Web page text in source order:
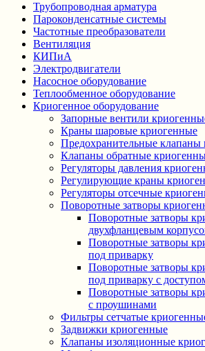
Трубопроводная арматура
Пароконденсатные системы
Частотные преобразователи
Вентиляция
КИПиА
Электродвигатели
Насосное оборудование
Теплообменное оборудование
Криогенное оборудование
Запорные вентили
Краны шаровые криогенные
Предохранительные клапаны
Клапаны обратные
Регуляторы давления
Регулирующие краны
Регуляторы отсечные
Поворотные затворы
Поворотные затворы
двухфланцевым
Поворотные затворы
под приварку
Поворотные затворы
под приварку с
Поворотные затворы
с проушинами
Фильтры сетчатые
Задвижки криогенные
Клапаны изоляционные